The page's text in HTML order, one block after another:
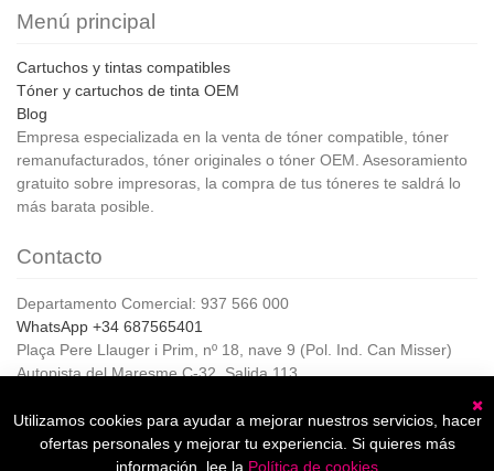
Menú principal
Cartuchos y tintas compatibles
Tóner y cartuchos de tinta OEM
Blog
Empresa especializada en la venta de tóner compatible, tóner
remanufacturados, tóner originales o tóner OEM. Asesoramiento
gratuito sobre impresoras, la compra de tus tóneres te saldrá lo
más barata posible.
Contacto
Departamento Comercial: 937 566 000
WhatsApp +34 687565401
Plaça Pere Llauger i Prim, nº 18, nave 9 (Pol. Ind. Can Misser)
Autopista del Maresme C-32, Salida 113
Horario de Atención al cliente:
De lunes a jueves de 8:00 a 17:00,
Viernes de 8:00 a 15:00
Utilizamos cookies para ayudar a mejorar nuestros servicios, hacer
ofertas personales y mejorar tu experiencia. Si quieres más
información, lee la Política de cookies